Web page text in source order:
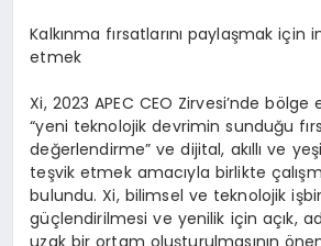
Kalkınma fırsatlarını paylaşmak için
etmek
Xi, 2023 APEC CEO Zirvesi’nde
“yeni teknolojik devrimin sunduğu
değerlendirme” ve dijital, akıllı ve
teşvik etmek amacıyla birlikte
bulundu. Xi, bilimsel ve teknolojik
güçlendirilmesi ve yenilik için açık,
uzak bir ortam oluşturulmasının